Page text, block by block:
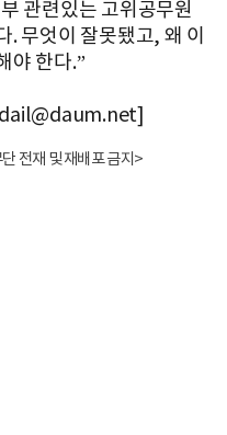
관련있는 고위공무원
. 무엇이 잘못됐고, 왜 이
야 한다.”
전재 및 재배포 금지>